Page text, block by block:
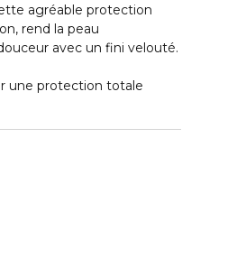
agréable protection
rend la peau
avec un fini velouté.
une protection totale